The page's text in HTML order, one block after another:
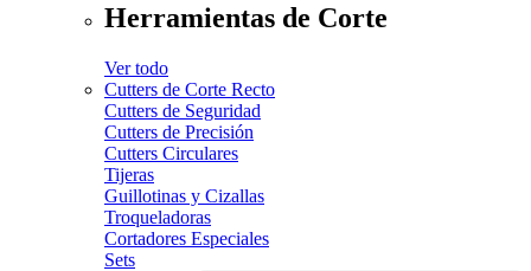
Herramientas de Corte
Ver todo
Cutters de Corte Recto
Cutters de Seguridad
Cutters de Precisión
Cutters Circulares
Tijeras
Guillotinas y Cizallas
Troqueladoras
Cortadores Especiales
Sets